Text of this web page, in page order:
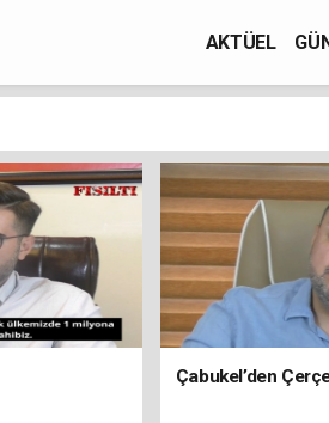
AKTÜEL
Çabukel’den